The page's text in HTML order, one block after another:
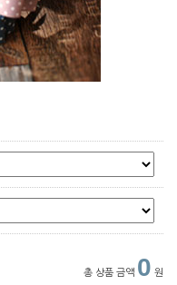
총 상품 금액 0 원